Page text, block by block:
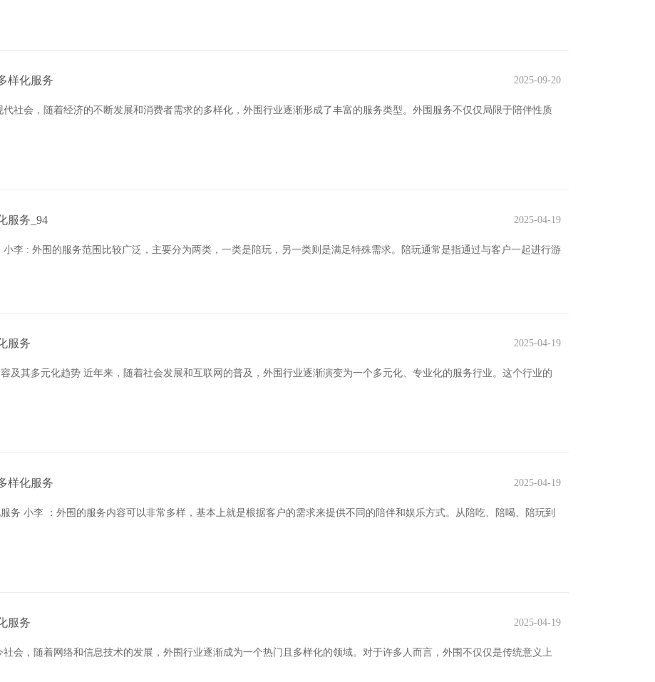
样化服务 2025-09-20
社会，随着经济的不断发展和消费者需求的多样化，外围行业逐渐形成了丰富的服务类型。外围服务不仅仅局限于陪伴性质
服务_94 2025-04-19
李 : 外围的服务范围比较广泛，主要分为两类，一类是陪玩，另一类则是满足特殊需求。陪玩通常是指通过与客户一起进行游
服务 2025-04-19
及其多元化趋势 近年来，随着社会发展和互联网的普及，外围行业逐渐演变为一个多元化、专业化的服务行业。这个行业的
样化服务 2025-04-19
务 小李 ：外围的服务内容可以非常多样，基本上就是根据客户的需求来提供不同的陪伴和娱乐方式。从陪吃、陪喝、陪玩到
服务 2025-04-19
会，随着网络和信息技术的发展，外围行业逐渐成为一个热门且多样化的领域。对于许多人而言，外围不仅仅是传统意义上